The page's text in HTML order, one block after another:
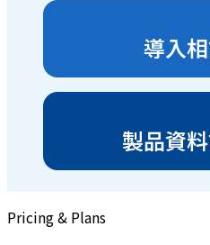
導入
製品資
Pricing & Plans